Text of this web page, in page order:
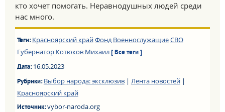
кто хочет помогать. Неравнодушных людей среди
нас много.
Теги: Красноярский крайФонд ВоеннослужащиеСВО
Губернатор Котюков Михаил [ Все теги ]
Дата:16.05.2023
Рубрики:Выбор народа: эксклюзив| Лента новостей|
Красноярский край
Источник:vybor-naroda.org